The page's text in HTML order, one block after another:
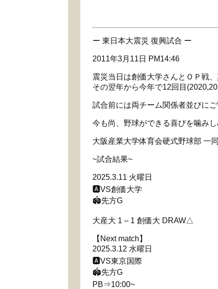
ー 東日本大震災 復興試合 ー
2011年3月11日 PM14:46
震災当日は創価大学さんとＯＰ戦
その翌年から今年で12回目
試合前には両チーム関係者並びに
今も尚、野球ができる喜びを噛み
大阪産業大学体育会硬式野球部 一
~試合結果~
2025.3.11 火曜日
🅰️VS創価大学
🏟️先方G
大産大 1 – 1 創価大 DRAW△
【Next match】
2025.3.12 水曜日
🅰️VS東京国際
🏟️先方G
PB⇒10:00~